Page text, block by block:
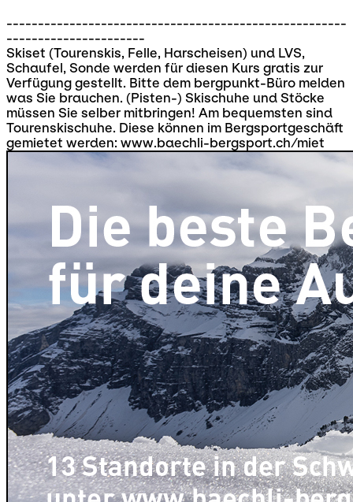
------------------------------------------------------
----------------------
Skiset (Tourenskis, Felle, Harscheisen) und LVS,
Schaufel, Sonde werden für diesen Kurs gratis zur
Verfügung gestellt. Bitte dem bergpunkt-Büro melden
was Sie brauchen. (Pisten-) Skischuhe und Stöcke
müssen Sie selber mitbringen! Am bequemsten sind
Tourenskischuhe. Diese können im Bergsportgeschäft
gemietet werden: www.baechli-bergsport.ch/miet